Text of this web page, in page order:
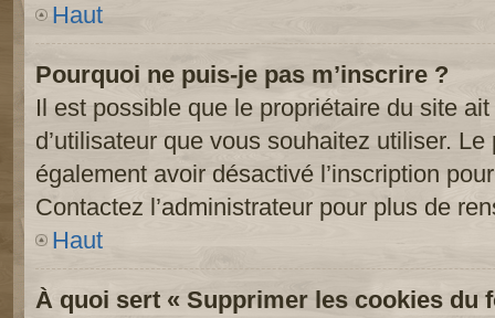
Haut
Pourquoi ne puis-je pas m’inscrire ?
Il est possible que le propriétaire du site
d’utilisateur que vous souhaitez utiliser.
également avoir désactivé l’inscription
Contactez l’administrateur pour plus de
Haut
À quoi sert « Supprimer les cookies du